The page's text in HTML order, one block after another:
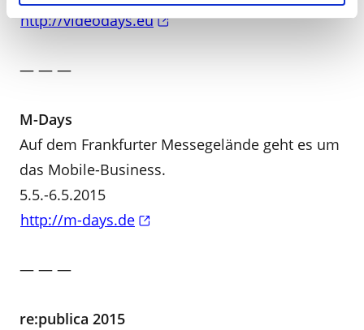
http://videodays.eu
— — —
M-Days
Auf dem Frankfurter Messegelände geht es um
das Mobile-Business.
5.5.-6.5.2015
http://m-days.de
— — —
re:publica 2015